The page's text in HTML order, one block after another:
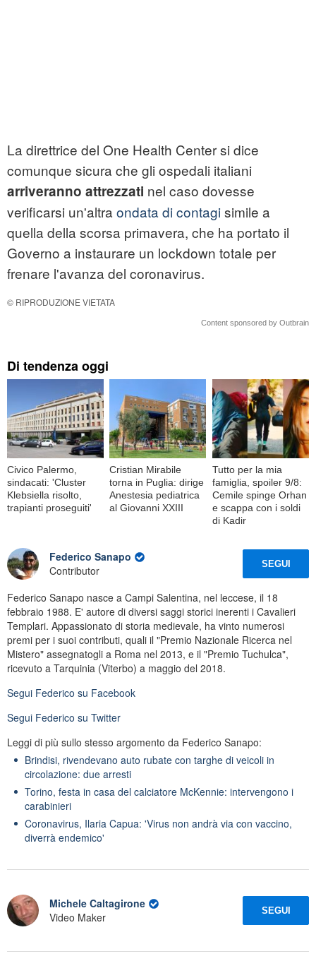
La direttrice del One Health Center si dice
comunque sicura che gli ospedali italiani
arriveranno attrezzati nel caso dovesse
verificarsi un'altra ondata di contagisimile a
quella della scorsa primavera, che ha portato il
Governo a instaurare un lockdown totale per
frenare l'avanza del coronavirus.
© RIPRODUZIONE VIETATA
Content sponsored by Outbrain
Di tendenza oggi
Civico Palermo,
sindacati: 'Cluster
Klebsiella risolto,
trapianti proseguiti'
Cristian Mirabile
torna in Puglia: dirige
Anestesia pediatrica
al Giovanni XXIII
Tutto per la mia
famiglia, spoiler 9/8:
Cemile spinge Orhan
e scappa con i soldi
di Kadir
Federico Sanapo
Contributor
SEGUI
Federico Sanapo nasce a Campi Salentina, nel leccese, il 18
febbraio 1988. E' autore di diversi saggi storici inerenti i Cavalieri
Templari. Appassionato di storia medievale, ha vinto numerosi
premi per i suoi contributi, quali il "Premio Nazionale Ricerca nel
Mistero" assegnatogli a Roma nel 2013, e il "Premio Tuchulca",
ricevuto a Tarquinia (Viterbo) a maggio del 2018.
Segui Federico su Facebook
Segui Federico su Twitter
Leggi di più sullo stesso argomento da Federico Sanapo:
Brindisi, rivendevano auto rubate con targhe di veicoli in
circolazione: due arresti
Torino, festa in casa del calciatore McKennie: intervengono i
carabinieri
Coronavirus, Ilaria Capua: 'Virus non andrà via con vaccino,
diverrà endemico'
Michele Caltagirone
Video Maker
SEGUI